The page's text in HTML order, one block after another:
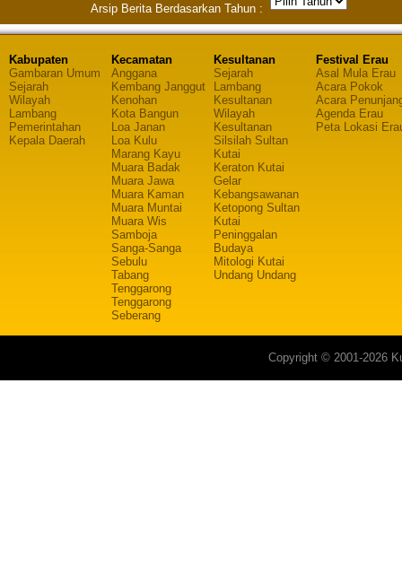
Arsip Berita Berdasarkan Tahun :
Kabupaten
Gambaran Umum
Sejarah
Wilayah
Lambang
Pemerintahan
Kepala Daerah
Kecamatan
Anggana
Kembang Janggut
Kenohan
Kota Bangun
Loa Janan
Loa Kulu
Marang Kayu
Muara Badak
Muara Jawa
Muara Kaman
Muara Muntai
Muara Wis
Samboja
Sanga-Sanga
Sebulu
Tabang
Tenggarong
Tenggarong
Seberang
Kesultanan
Sejarah
Lambang
Kesultanan
Wilayah
Kesultanan
Silsilah Sultan
Kutai
Keraton Kutai
Gelar
Kebangsawanan
Ketopong Sultan
Kutai
Peninggalan
Budaya
Mitologi Kutai
Undang Undang
Festival Erau
Asal Mula Erau
Acara Pokok
Acara
Agenda Erau
Peta Lokasi
Copyright © 2001-2026